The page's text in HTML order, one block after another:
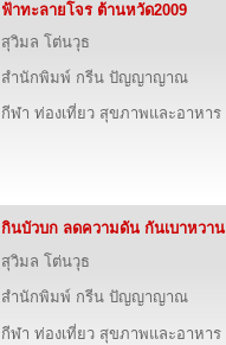
ฟ้าทะลายโจร ต้านหวัด2009
สุวิมล โต่นวุธ
สำนักพิมพ์ กรีน ปัญญาญาณ
กีฬา ท่องเที่ยว สุขภาพและอาหาร
กินบัวบก ลดความดัน กันเบาหวาน
สุวิมล โต่นวุธ
สำนักพิมพ์ กรีน ปัญญาญาณ
กีฬา ท่องเที่ยว สุขภาพและอาหาร